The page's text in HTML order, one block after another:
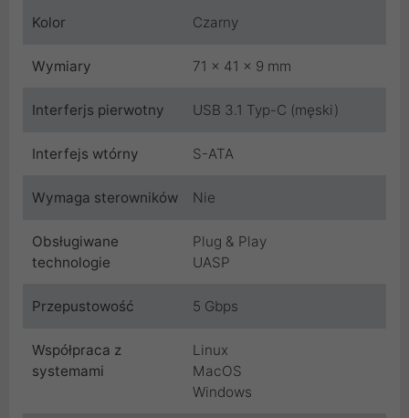
Kolor Czarny
Wymiary 71 x 41 x 9 mm
Interferjs pierwotny USB 3.1 Typ-C (męski)
Interfejs wtórny S-ATA
Wymaga sterowników Nie
Obsługiwane
technologie
Plug & Play
UASP
Przepustowość 5 Gbps
Współpraca z
systemami
Linux
MacOS
Windows